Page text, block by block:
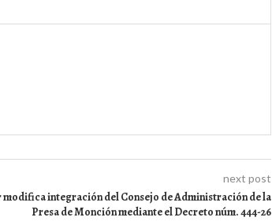
next post
modifica integración del Consejo de Administración de la
Presa de Monción mediante el Decreto núm. 444-26